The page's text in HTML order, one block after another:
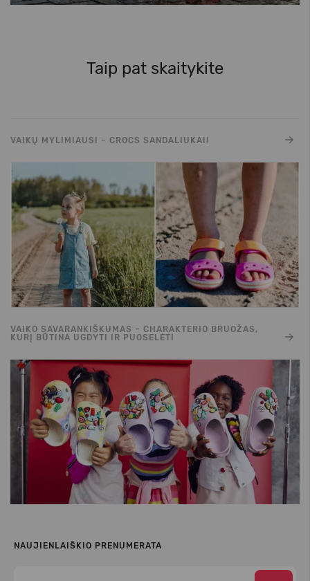
Taip pat skaitykite
VAIKŲ MYLIMIAUSI – CROCS SANDALIUKAI!
VAIKO SAVARANKIŠKUMAS – CHARAKTERIO BRUOŽAS,
KURĮ BŪTINA UGDYTI IR PUOSELĖTI
NAUJIENLAIŠKIO PRENUMERATA